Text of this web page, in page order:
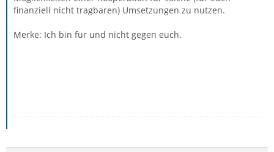
finanziell nicht tragbaren) Umsetzungen zu nutzen.
Merke: Ich bin für und nicht gegen euch.